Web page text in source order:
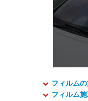
フィルム
フィルム